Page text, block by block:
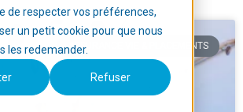
de respecter vos préférences,
un petit cookie pour que nous
les redemander.
Refuser
ASSURANCE VIE & PLACEMENTS